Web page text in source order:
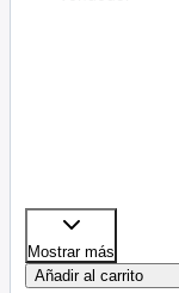
Mostrar más
Añadir al carrito